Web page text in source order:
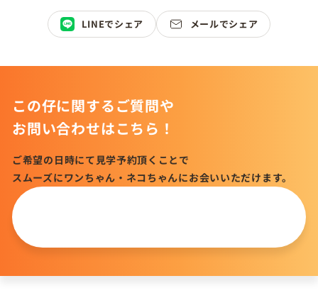
LINEでシェア メールでシェア
この仔に関するご質問や
お問い合わせはこちら！
ご希望の日時にて見学予約頂くことで
スムーズにワンちゃん・ネコちゃんにお会いいただけます。